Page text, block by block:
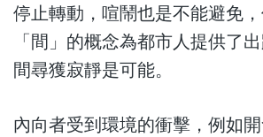
停止轉動，喧鬧也是不能避免
「間」的概念為都市人提供了
間尋獲寂靜是可能。
內向者受到環境的衝擊，例如